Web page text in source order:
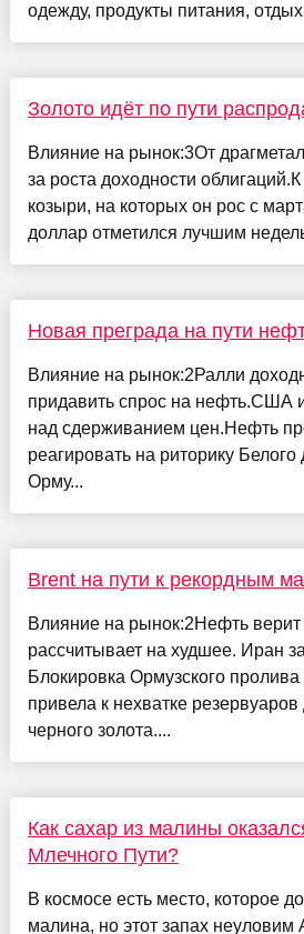
одежду, продукты питания,
Золото идёт по пути
Влияние на рынок:3От
за роста доходности
козыри, на которых он рос с
доллар отметился лучшим
Новая преграда на пути
Влияние на рынок:2Ралли
придавить спрос на нефть.США
над сдерживанием цен.Нефть
реагировать на риторику
Орму...
Brent на пути к рекордным
Влияние на рынок:2Нефть
рассчитывает на худшее. Иран
Блокировка Ормузского
привела к нехватке
черного золота....
Как сахар из малины
Млечного Пути?
В космосе есть место, которое
малина, но этот запах